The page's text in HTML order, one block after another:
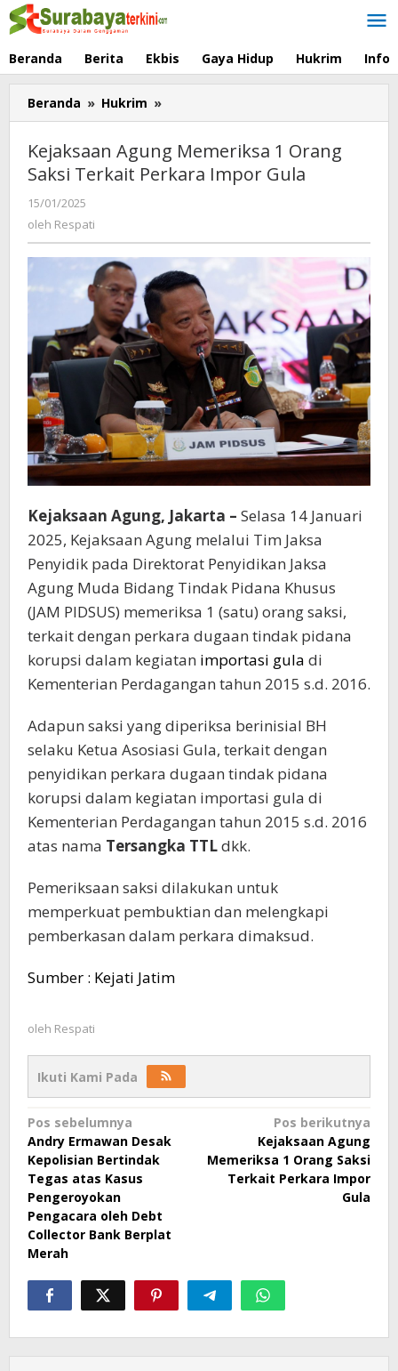
Lewati
ke
Beranda Berita Ekbis Gaya Hidup Hukrim Info
Beranda » Hukrim »
Agung
1
Orang
Gula
Kejaksaan Agung Memeriksa 1 Orang
Saksi Terkait Perkara Impor Gula
15/01/2025
oleh Respati
Kejaksaan Agung, Jakarta – Selasa 14 Januari
2025, Kejaksaan Agung melalui Tim Jaksa
Penyidik pada Direktorat Penyidikan Jaksa
Agung Muda Bidang Tindak Pidana Khusus
(JAM PIDSUS) memeriksa 1 (satu) orang saksi,
terkait dengan perkara dugaan tindak pidana
korupsi dalam kegiatan importasi gula di
Kementerian Perdagangan tahun 2015 s.d. 2016.
Adapun saksi yang diperiksa berinisial BH
selaku Ketua Asosiasi Gula, terkait dengan
penyidikan perkara dugaan tindak pidana
korupsi dalam kegiatan importasi gula di
Kementerian Perdagangan tahun 2015 s.d. 2016
atas nama Tersangka TTLdkk.
Pemeriksaan saksi dilakukan untuk
memperkuat pembuktian dan melengkapi
pemberkasan dalam perkara dimaksud.
Sumber : Kejati Jatim
oleh Respati
Ikuti Kami Pada
Navigasi
pos
Pos sebelumnya
Andry Ermawan Desak
Kepolisian Bertindak
Tegas atas Kasus
Pengeroyokan
Pengacara oleh Debt
Collector Bank Berplat
Merah
Pos berikutnya
Kejaksaan Agung
Memeriksa 1 Orang Saksi
Terkait Perkara Impor
Gula